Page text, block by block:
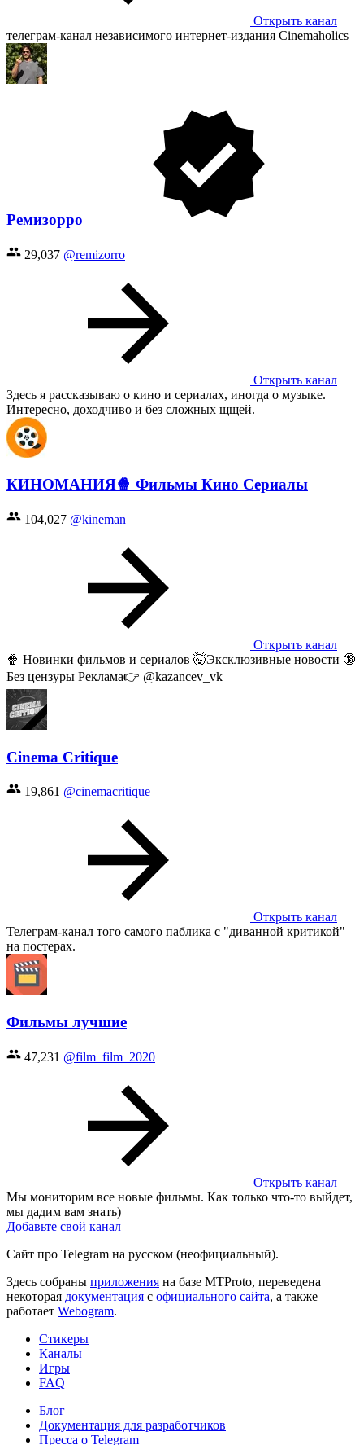
Открыть канал
телеграм-канал независимого интернет-издания Cinemaholics
Ремизорро
29,037 @remizorro
Открыть канал
Здесь я рассказываю о кино и сериалах, иногда о музыке.
Интересно, доходчиво и без сложных щщей.
КИНОМАНИЯ🍿 Фильмы Кино Сериалы
104,027 @kineman
Открыть канал
🍿 Новинки фильмов и сериалов 🤯Эксклюзивные новости 🔞
Без цензуры Реклама👉 @kazancev_vk
Cinema Critique
19,861 @cinemacritique
Открыть канал
Телеграм-канал того самого паблика с "диванной критикой"
на постерах.
Фильмы лучшие
47,231 @film_film_2020
Открыть канал
Мы мониторим все новые фильмы. Как только что-то выйдет,
мы дадим вам знать)
Добавьте свой канал
Сайт про Telegram на русском (неофициальный).
Здесь собраны приложения на базе MTProto, переведена
некоторая документация с официального сайта, а также
работает Webogram.
Стикеры
Каналы
Игры
FAQ
Блог
Документация для разработчиков
Пресса о Telegram